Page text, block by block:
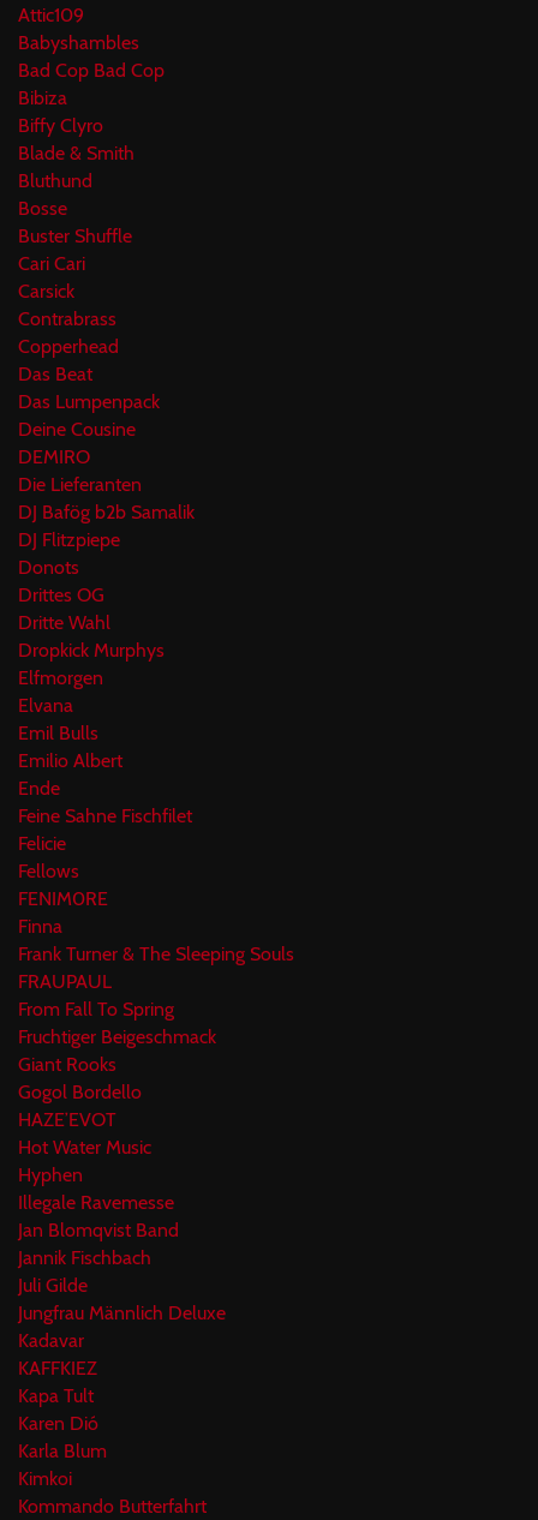
Attic109
Babyshambles
Bad Cop Bad Cop
Bibiza
Biffy Clyro
Blade & Smith
Bluthund
Bosse
Buster Shuffle
Cari Cari
Carsick
Contrabrass
Copperhead
Das Beat
Das Lumpenpack
Deine Cousine
DEMIRO
Die Lieferanten
DJ Bafög b2b Samalik
DJ Flitzpiepe
Donots
Drittes OG
Dritte Wahl
Dropkick Murphys
Elfmorgen
Elvana
Emil Bulls
Emilio Albert
Ende
Feine Sahne Fischfilet
Felicie
Fellows
FENIM0RE
Finna
Frank Turner & The Sleeping Souls
FRAUPAUL
From Fall To Spring
Fruchtiger Beigeschmack
Giant Rooks
Gogol Bordello
HAZE’EVOT
Hot Water Music
Hyphen
Illegale Ravemesse
Jan Blomqvist Band
Jannik Fischbach
Juli Gilde
Jungfrau Männlich Deluxe
Kadavar
KAFFKIEZ
Kapa Tult
Karen Dió
Karla Blum
Kimkoi
Kommando Butterfahrt